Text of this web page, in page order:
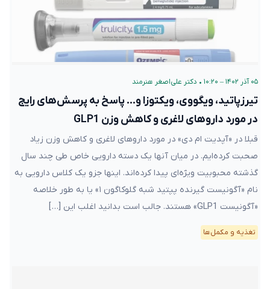
۰۵ آذر ۱۴۰۲ – ۱۰:۲۰ • دکتر علی‌اصغر هنرمند
تیرزپاتید، ویگووی، ویکتوزا و… پاسخ به پرسش‌های رایج
در مورد داروهای لاغری و کاهش وزن GLP1
قبلا در «آپدیت ام دی» در مورد داروهای لاغری و کاهش وزن زیاد
صحبت کرده‌ایم. در میان آنها یک دسته دارویی خاص طی چند سال
گذشته محبوبیت ویژه‌ای پیدا کرده‌اند. اینها جزو یک کلاس دارویی به
نام «آگونیست گیرنده پپتید شبه گلوکاگون ۱» یا به طور خلاصه
«آگونیست GLP1» هستند. جالب است بدانید اغلب این […]
تغذیه و مکمل‌ها